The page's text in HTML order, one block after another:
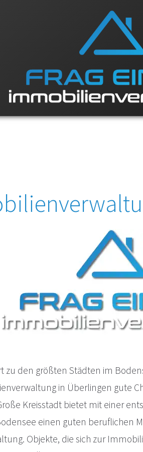
zu den größten Städten im
in Überlingen gute
Kreisstadt bietet mit einer
einen guten beruflichen
Objekte, die sich zur